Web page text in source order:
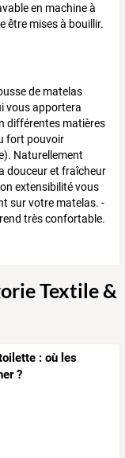
en machine à
être mises à bouillir.
de matelas
vous apportera
différentes matières
fort pouvoir
Naturellement
douceur et fraîcheur
extensibilité vous
sur votre matelas. -
très confortable.
Textile &
: où les
?